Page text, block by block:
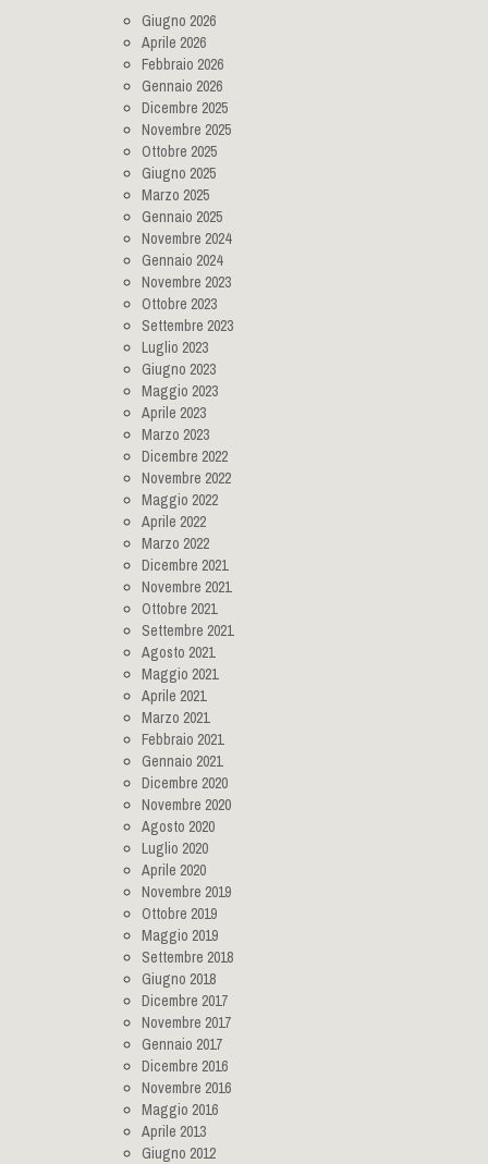
Giugno 2026
Aprile 2026
Febbraio 2026
Gennaio 2026
Dicembre 2025
Novembre 2025
Ottobre 2025
Giugno 2025
Marzo 2025
Gennaio 2025
Novembre 2024
Gennaio 2024
Novembre 2023
Ottobre 2023
Settembre 2023
Luglio 2023
Giugno 2023
Maggio 2023
Aprile 2023
Marzo 2023
Dicembre 2022
Novembre 2022
Maggio 2022
Aprile 2022
Marzo 2022
Dicembre 2021
Novembre 2021
Ottobre 2021
Settembre 2021
Agosto 2021
Maggio 2021
Aprile 2021
Marzo 2021
Febbraio 2021
Gennaio 2021
Dicembre 2020
Novembre 2020
Agosto 2020
Luglio 2020
Aprile 2020
Novembre 2019
Ottobre 2019
Maggio 2019
Settembre 2018
Giugno 2018
Dicembre 2017
Novembre 2017
Gennaio 2017
Dicembre 2016
Novembre 2016
Maggio 2016
Aprile 2013
Giugno 2012